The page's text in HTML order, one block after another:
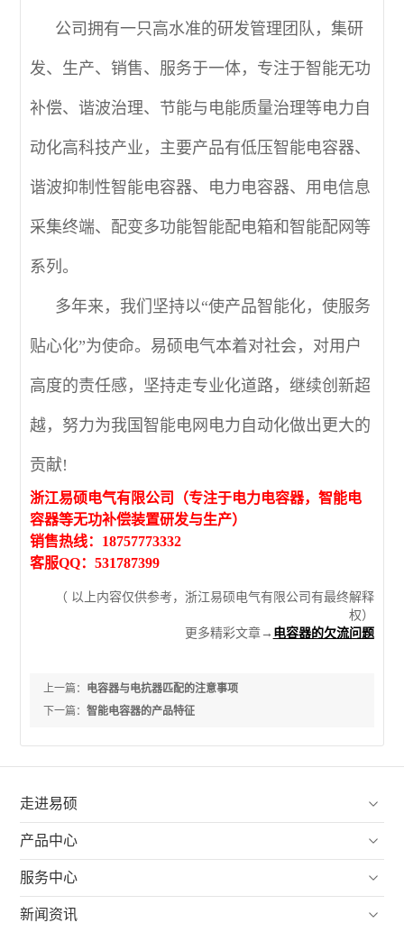
公司拥有一只高水准的研发管理团队，集研
发、生产、销售、服务于一体，专注于智能无功
补偿、谐波治理、节能与电能质量治理等电力自
动化高科技产业，主要产品有低压智能电容器、
谐波抑制性智能电容器、电力电容器、用电信息
采集终端、配变多功能智能配电箱和智能配网等
系列。
多年来，我们坚持以“使产品智能化，使服务
贴心化”为使命。易硕电气本着对社会，对用户
高度的责任感，坚持走专业化道路，继续创新超
越，努力为我国智能电网电力自动化做出更大的
贡献!
浙江易硕电气有限公司（专注于电力电容器，智能电
容器等无功补偿装置研发与生产）
销售热线：18757773332
客服QQ：531787399
（ 以上内容仅供参考，浙江易硕电气有限公司有最终解释
权）
更多精彩文章→ 电容器的欠流问题
上一篇： 电容器与电抗器匹配的注意事项
下一篇：智能电容器的产品特征
走进易硕 
产品中心 
服务中心 
新闻资讯 